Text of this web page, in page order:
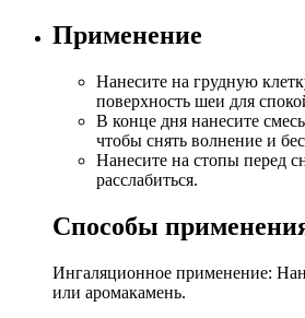
Применение
Нанесите на грудную
поверхность шеи для
В конце дня нанесите
чтобы снять волнение и
Нанесите на стопы перед
расслабиться.
Способы
Ингаляционное применение:
или аромакамень.